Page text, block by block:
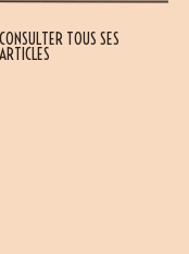
CONSULTER TOUS SES
ARTICLES